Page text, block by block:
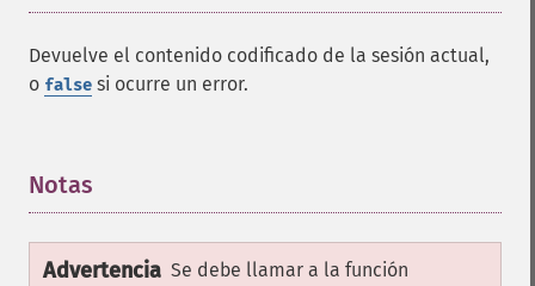
Devuelve el contenido codificado de la sesión actual,
o false si ocurre un error.
Notas
Advertencia Se debe llamar a la función